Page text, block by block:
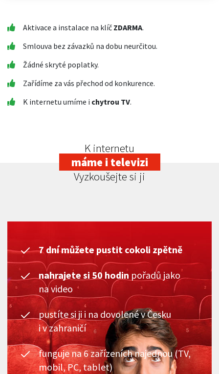
Aktivace a instalace na klíč ZDARMA.
Smlouva bez závazků na dobu neurčitou.
Žádné skryté poplatky.
Zařídíme za vás přechod od konkurence.
K internetu umíme i chytrou TV.
K internetu
máme i televizi
Vyzkoušejte si ji
7 dní můžete pustit cokoli zpětně
nahrajete si 50 hodin pořadů jako
na video
pustíte si ji i na dovolené v Česku
i v zahraničí
funguje na 6 zařízeních najednou (TV,
mobil, PC, tablet)